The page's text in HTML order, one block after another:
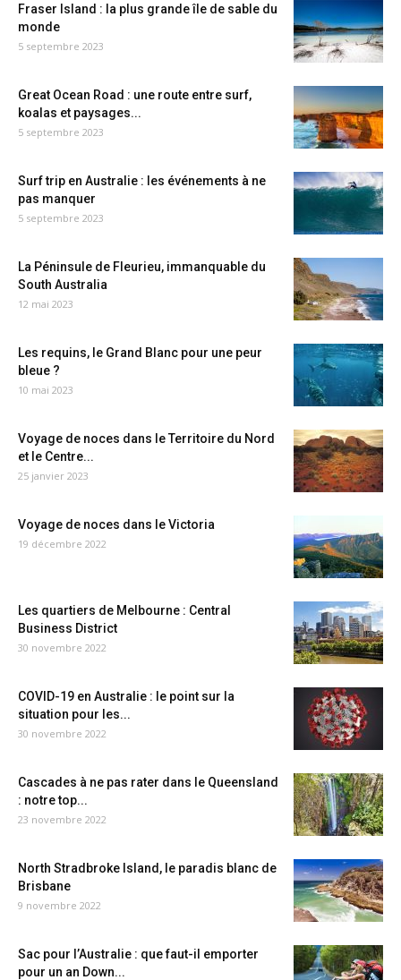
Fraser Island : la plus grande île de sable du
monde
5 septembre 2023
Great Ocean Road : une route entre surf,
koalas et paysages...
5 septembre 2023
Surf trip en Australie : les événements à ne
pas manquer
5 septembre 2023
La Péninsule de Fleurieu, immanquable du
South Australia
12 mai 2023
Les requins, le Grand Blanc pour une peur
bleue ?
10 mai 2023
Voyage de noces dans le Territoire du Nord
et le Centre...
25 janvier 2023
Voyage de noces dans le Victoria
19 décembre 2022
Les quartiers de Melbourne : Central
Business District
30 novembre 2022
COVID-19 en Australie : le point sur la
situation pour les...
30 novembre 2022
Cascades à ne pas rater dans le Queensland
: notre top...
23 novembre 2022
North Stradbroke Island, le paradis blanc de
Brisbane
9 novembre 2022
Sac pour l’Australie : que faut-il emporter
pour un an Down...